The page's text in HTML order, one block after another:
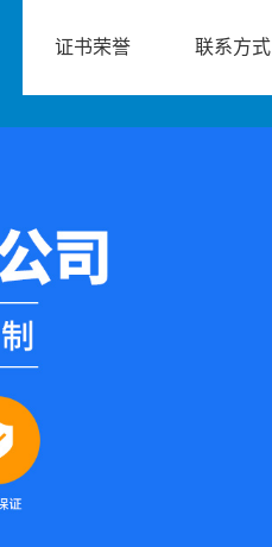
证书荣誉 联系方式